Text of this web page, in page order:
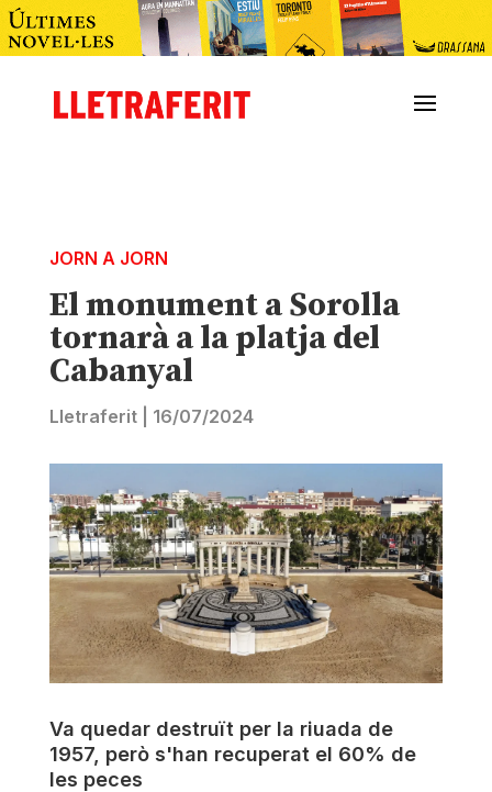
JORN A JORN
El monument a Sorolla
tornarà a la platja del
Cabanyal
Lletraferit| 16/07/2024
Va quedar destruït per la riuada de
1957, però s'han recuperat el 60% de
les peces